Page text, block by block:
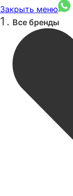
Закрыть меню
Все бренды